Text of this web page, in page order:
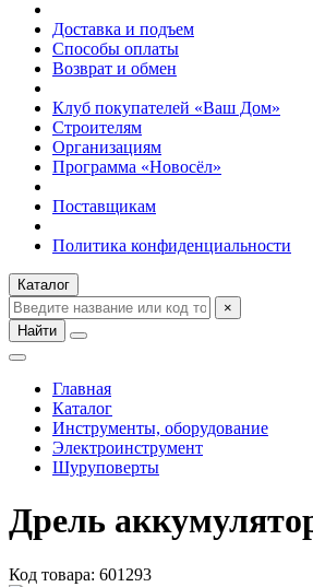
Доставка и подъем
Способы оплаты
Возврат и обмен
Клуб покупателей «Ваш Дом»
Строителям
Организациям
Программа «Новосёл»
Поставщикам
Политика конфиденциальности
Каталог
×
Найти
Главная
Каталог
Инструменты, оборудование
Электроинструмент
Шуруповерты
Дрель
Код товара: 601293